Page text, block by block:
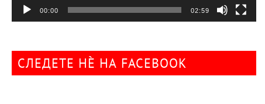
00:00 02:59
СЛЕДЕТЕ НÈ НА FACEBOOK